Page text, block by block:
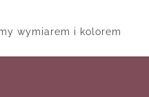
wymiarem i kolorem